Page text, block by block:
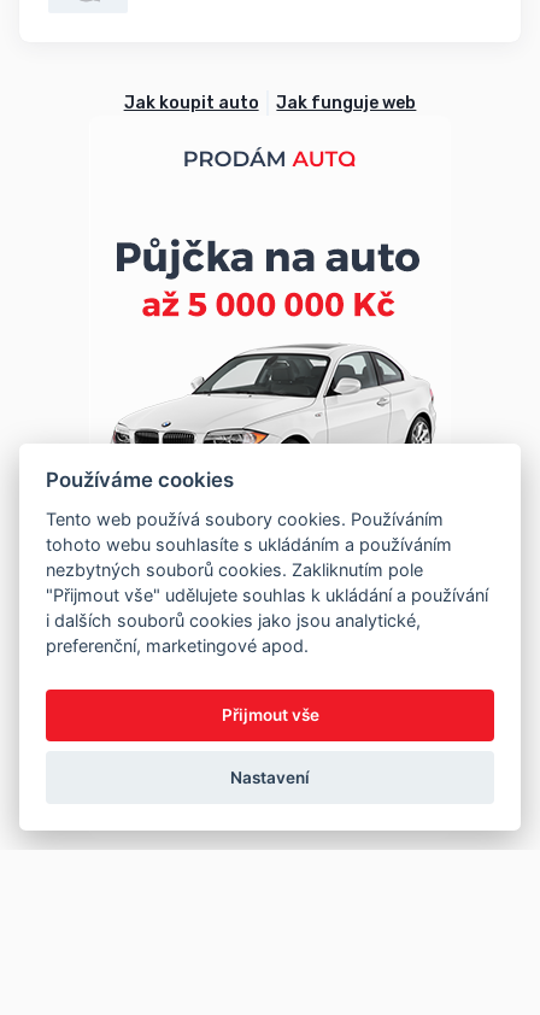
Jak koupit auto Jak funguje web
Používáme cookies
Tento web používá soubory cookies. Používáním
tohoto webu souhlasíte s ukládáním a používáním
nezbytných souborů cookies. Zakliknutím pole
"Přijmout vše" udělujete souhlas k ukládání a používání
i dalších souborů cookies jako jsou analytické,
preferenční, marketingové apod.
Přijmout vše
Nastavení